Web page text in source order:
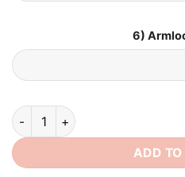
6)
Brautkleid Kurz Schlicht
ADD